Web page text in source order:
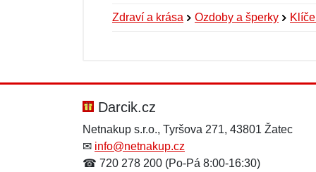
Zdraví a krása Ozdoby a šperky
Zpráva*
Zpráva*
Darcik.cz
Netnakup s.r.o., Tyršova 271, 43801 Žatec
✉ info@netnakup.cz
☎ 720 278 200 (Po-Pá 8:00-16:30)